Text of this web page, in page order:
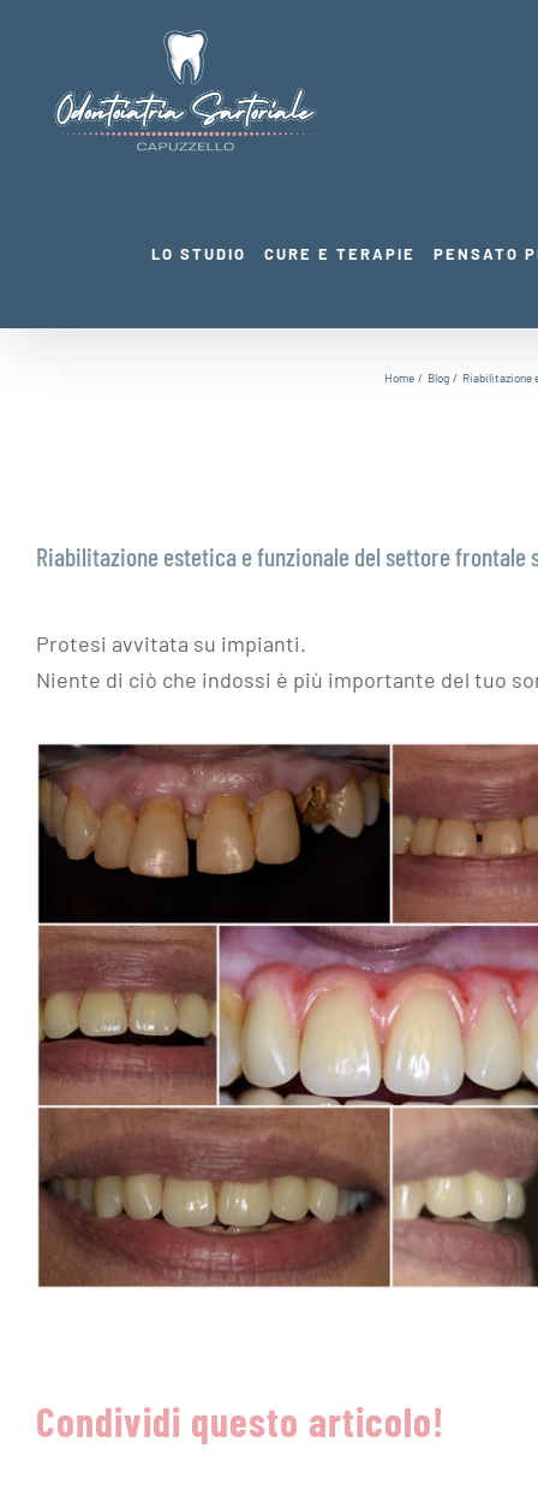
contenuto
LO STUDIO CURE E TERAPIE PENSATO
Home Blog Riabilitazione
Riabilitazione estetica e funzionale del settore frontale
Protesi avvitata su impianti.
Niente di ciò che indossi è più importante del tuo
Condividi questo articolo!